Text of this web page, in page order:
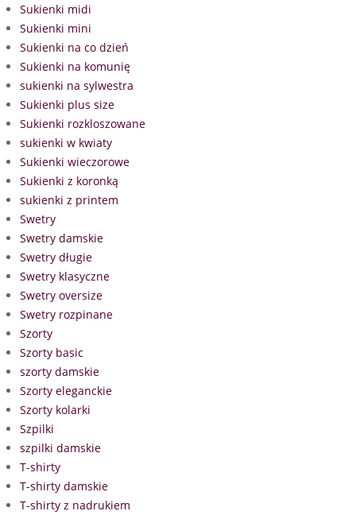
Sukienki midi
Sukienki mini
Sukienki na co dzień
Sukienki na komunię
sukienki na sylwestra
Sukienki plus size
Sukienki rozkloszowane
sukienki w kwiaty
Sukienki wieczorowe
Sukienki z koronką
sukienki z printem
Swetry
Swetry damskie
Swetry długie
Swetry klasyczne
Swetry oversize
Swetry rozpinane
Szorty
Szorty basic
szorty damskie
Szorty eleganckie
Szorty kolarki
Szpilki
szpilki damskie
T-shirty
T-shirty damskie
T-shirty z nadrukiem